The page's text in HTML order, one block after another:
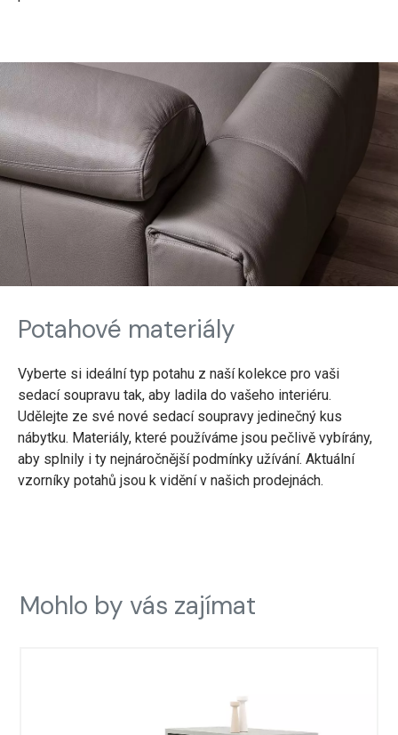
Potahové materiály
Vyberte si ideální typ potahu z naší kolekce pro vaši
sedací soupravu tak, aby ladila do vašeho interiéru.
Udělejte ze své nové sedací soupravy jedinečný kus
nábytku. Materiály, které používáme jsou pečlivě vybírány,
aby splnily i ty nejnáročnější podmínky užívání. Aktuální
vzorníky potahů jsou k vidění v našich prodejnách.
Mohlo by vás zajímat